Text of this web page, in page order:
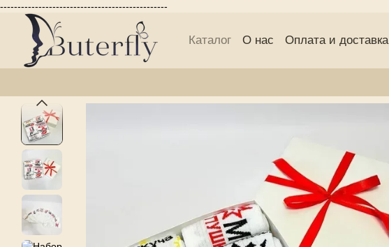
------------------------------------------------
Перейти к основному контенту
Каталог О нас Оплата и доставка